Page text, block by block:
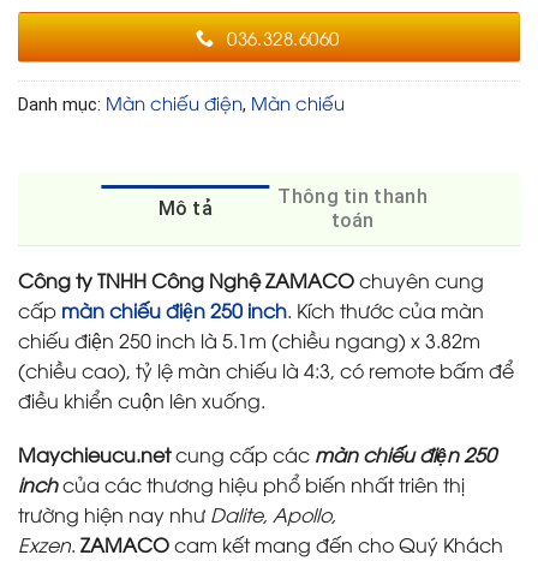
036.328.6060
Danh mục: Màn chiếu điện, Màn chiếu
Mô tả
Thông tin thanh
toán
Công ty TNHH Công Nghệ ZAMACOchuyên cung
cấp màn chiếu điện 250 inch. Kích thước của màn
chiếu điện 250 inch là 5.1m (chiều ngang) x 3.82m
(chiều cao), tỷ lệ màn chiếu là 4:3, có remote bấm để
điều khiển cuộn lên xuống.
Maychieucu.netcung cấp các màn chiếu điện 250
inchcủa các thương hiệu phổ biến nhất triên thị
trường hiện nay như Dalite, Apollo,
Exzen. ZAMACOcam kết mang đến cho Quý Khách